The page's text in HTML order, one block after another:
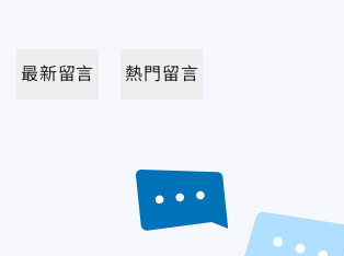
最新留言 熱門留言